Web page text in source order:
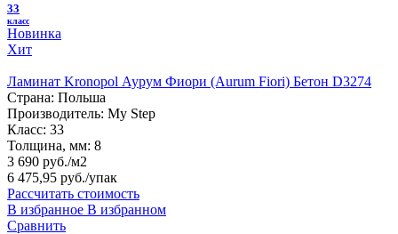
33
класс
Новинка
Хит
Ламинат Kronopol Аурум Фиори (Aurum Fiori) Бетон D3274
Страна: Польша
Производитель: My Step
Класс: 33
Толщина, мм: 8
3 690 руб./м2
6 475,95 руб./упак
Рассчитать стоимость
В избранное В избранном
Сравнить